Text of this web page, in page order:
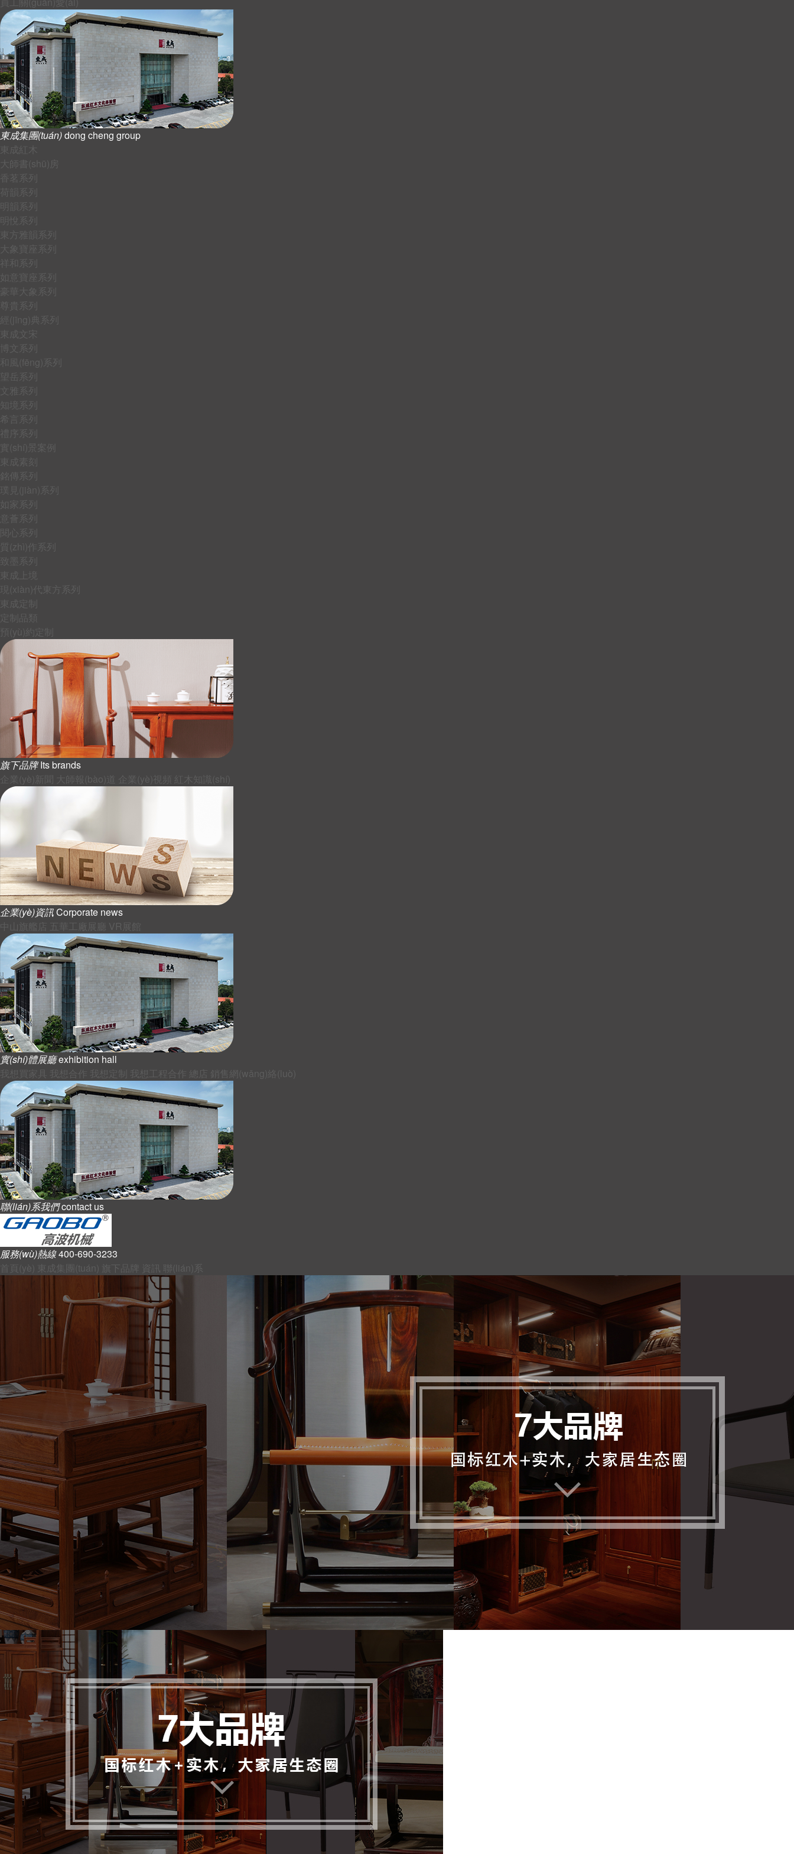
東成集團(tuán)dong cheng group
東成紅木
大師書(shū)房
香茗系列
荷韻系列
明韻系列
明悅系列
東方雅韻系列
大象寶座系列
祥和系列
如意寶座系列
豪華大象系列
尊貴系列
經(jīng)典系列
東成文宋
博文系列
和風(fēng)系列
望岳系列
文雅系列
知境系列
希言系列
禮序系列
實(shí)景案例
東成素刻
銘傳系列
璞見(jiàn)系列
如家系列
意薈系列
閱心系列
質(zhì)作系列
致墨系列
東成上境
現(xiàn)代東方系列
東成定制
定制品類
預(yù)約定制
旗下品牌 Its brands
企業(yè)新聞 大師報(bào)道 企業(yè)視頻 紅木知識(shí)
企業(yè)資訊Corporate news
中山旗艦店
五華工廠展廳 VR展館
實(shí)體展廳exhibition hall
我想買家具
我想合作 我想定制 我想工程合作 總店 銷售網(wǎng)絡(luò)
聯(lián)系我們contact us
服務(wù)熱線400-690-3233
首頁(yè) 東成集團(tuán) 旗下品牌 資訊 聯(lián)系